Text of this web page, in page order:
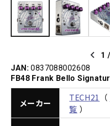
1 /
JAN: 0837088002608
FB48 Frank Bello
メーカー TECH21 （
覧 ）